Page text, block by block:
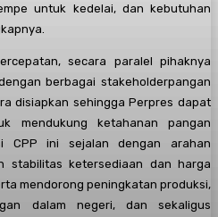
untuk kedelai, dan kebutuhan
secara paralel pihaknya
berbagai stakeholderpangan
disiapkan sehingga Perpres dapat
mendukung ketahanan pangan
CPP ini sejalan dengan arahan
stabilitas ketersediaan dan harga
mendorong peningkatan produksi,
dalam negeri, dan sekaligus